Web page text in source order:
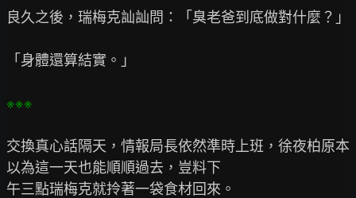
良久之後，瑞梅克訕訕問：「臭老爸到底做對什麼？」
「身體還算結實。」
交換真心話隔天，情報局長依然準時上班，徐夜柏原本
以為這一天也能順順過去，豈料下
午三點瑞梅克就拎著一袋食材回來。